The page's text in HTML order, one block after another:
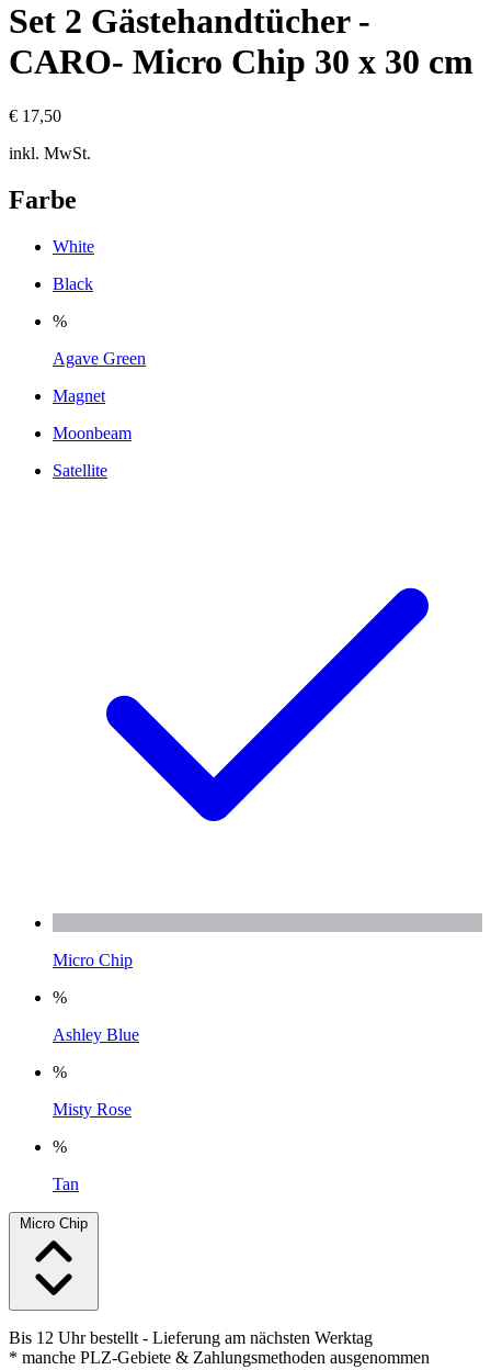
Set 2 Gästehandtücher -
CARO- Micro Chip 30 x 30 cm
€ 17,50
inkl. MwSt.
Farbe
White
Black
%
Agave Green
Magnet
Moonbeam
Satellite
Micro Chip
%
Ashley Blue
%
Misty Rose
%
Tan
Micro Chip
Bis 12 Uhr bestellt - Lieferung am nächsten Werktag
* manche PLZ-Gebiete & Zahlungsmethoden ausgenommen